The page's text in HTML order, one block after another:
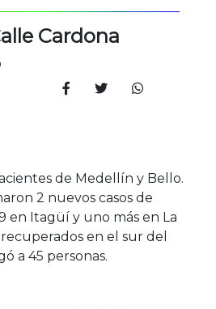
Cardona
de Medellín y Bello.
2 nuevos casos de
en Itagüí y uno más en La
en el sur del
a 45 personas.